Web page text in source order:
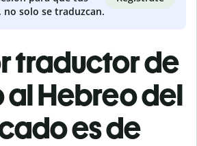
no solo se traduzcan.
traductor de
Hebreo del
es de